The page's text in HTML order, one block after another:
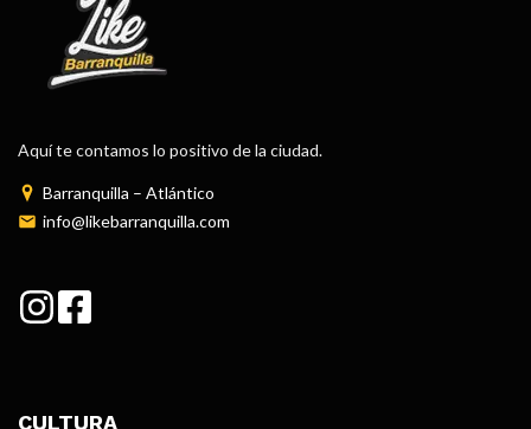
Aquí te contamos lo positivo de la ciudad.
Barranquilla – Atlántico
info@likebarranquilla.com
CULTURA